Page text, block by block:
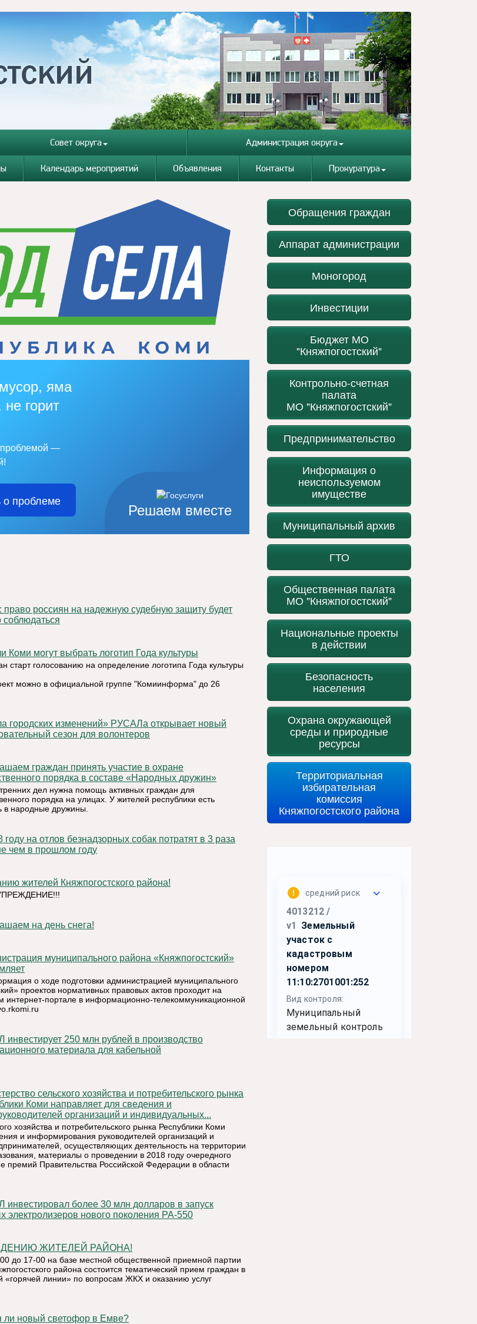
Совет округа Администрация округа
Календарь мероприятий Объявления Контакты Прокуратура
Решаем вместе
яма
не горит
проблемой —
проблеме
соблюдаться
Коми могут выбрать логотип Года культуры
старт голосованию на определение логотипа Года культуры
можно в официальной группе "Комиинформа" до 26
сезон для волонтеров
порядка в составе «Народных дружин»
дел нужна помощь активных граждан для
порядка на улицах. У жителей республики есть
в народные дружины.
чем в прошлом году
жителей Княжпогостского района!
на день снега!
о ходе подготовки администрацией муниципального
проектов нормативных правовых актов проходит на
интернет-портале в информационно-телекоммуникационной
материала для кабельной
Коми направляет для сведения и
организаций и индивидуальных...
хозяйства и потребительского рынка Республики Коми
и информирования руководителей организаций и
осуществляющих деятельность на территории
материалы о проведении в 2018 году очередного
премий Правительства Российской Федерации в области
электролизеров нового поколения РА-550
ЖИТЕЛЕЙ РАЙОНА!
до 17-00 на базе местной общественной приемной партии
района состоится тематический прием граждан в
линии» по вопросам ЖКХ и оказанию услуг
ли новый светофор в Емве?
Обращения граждан
Аппарат администрации
Моногород
Инвестиции
Бюджет МО
"Княжпогостский"
Контрольно-счетная
палата
МО "Княжпогостский"
Предпринимательство
Информация о
неиспользуемом
имуществе
Муниципальный архив
ГТО
Общественная палата
МО "Княжпогостский"
Национальные проекты
в действии
Безопасность
населения
Охрана окружающей
среды и природные
ресурсы
Территориальная
избирательная
комиссия
Княжпогостского района